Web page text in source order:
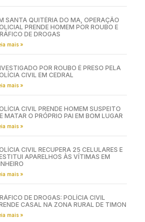
SANTA QUITÉRIA DO MA, OPERAÇÃO
PRENDE HOMEM POR ROUBO E
DE DROGAS
mais »
POR ROUBO É PRESO PELA
CIVIL EM CEDRAL
mais »
CIVIL PRENDE HOMEM SUSPEITO
MATAR O PRÓPRIO PAI EM BOM LUGAR
mais »
CIVIL RECUPERA 25 CELULARES E
APARELHOS ÀS VÍTIMAS EM
mais »
DE DROGAS: POLÍCIA CIVIL
CASAL NA ZONA RURAL DE TIMON
mais »